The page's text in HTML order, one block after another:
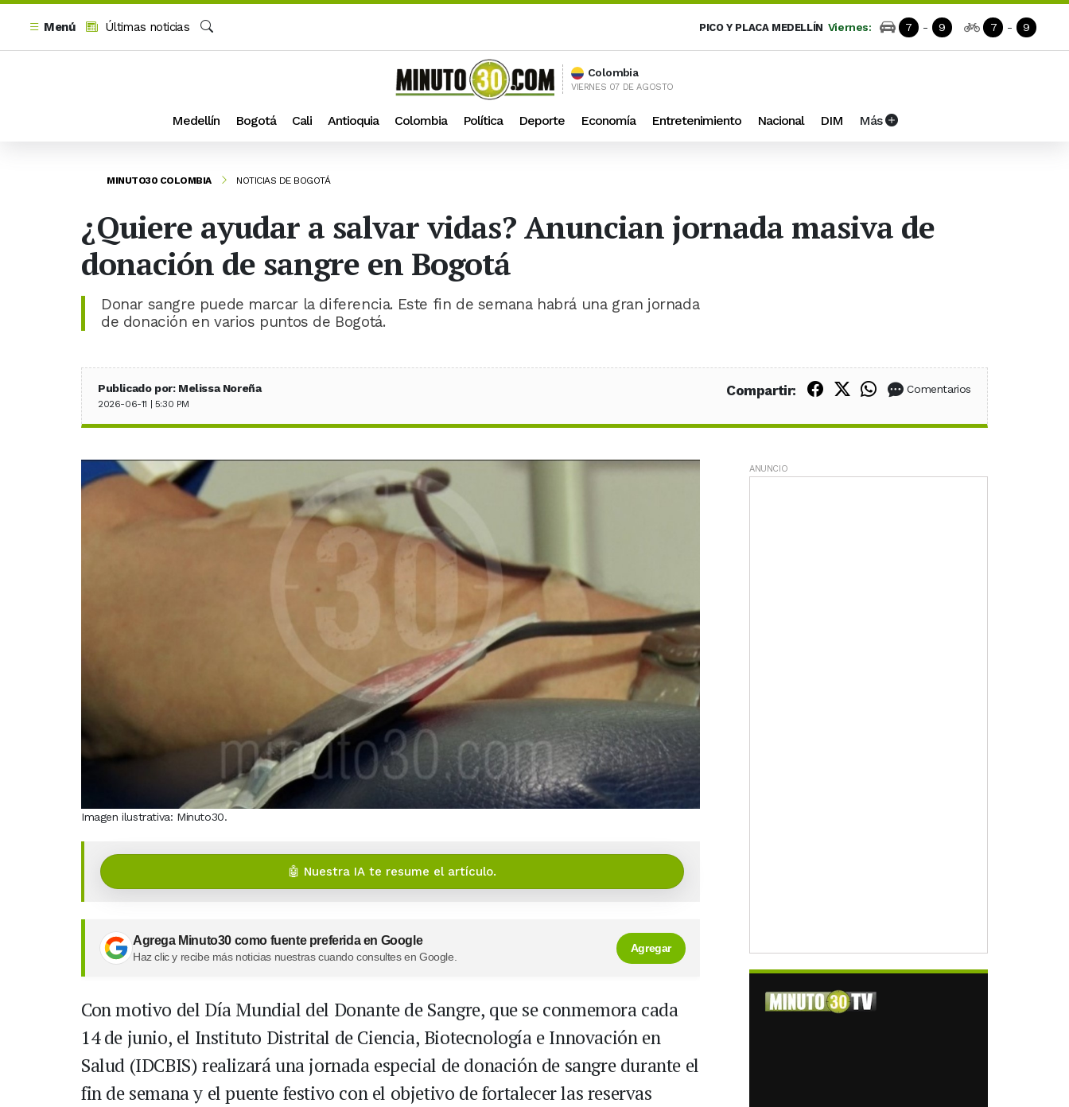
Menú
Últimas noticias
PICO Y PLACA MEDELLÍN Viernes: 7 - 9 7 - 9
Colombia
VIERNES 07 DE AGOSTO
Medellín Bogotá Cali Antioquia Colombia Política Deporte Economía Entretenimiento Nacional DIM Más
MINUTO30 COLOMBIA NOTICIAS DE BOGOTÁ
¿Quiere ayudar a salvar vidas? Anuncian jornada masiva de
donación de sangre en Bogotá
Donar sangre puede marcar la diferencia. Este fin de semana habrá una gran jornada
de donación en varios puntos de Bogotá.
Publicado por: Melissa Noreña
2026-06-11 | 5:30 PM
Compartir: Compartir en Facebook
Compartir en X (Twitter)
Compartir en WhatsApp
Comentarios
Imagen ilustrativa: Minuto30.
🤖 Nuestra IA te resume el artículo.
Agrega Minuto30 como fuente preferida en Google
Haz clic y recibe más noticias nuestras cuando consultes en Google.
Agregar
Con motivo del Día Mundial del Donante de Sangre, que se conmemora cada
14 de junio, el Instituto Distrital de Ciencia, Biotecnología e Innovación en
Salud (IDCBIS) realizará una jornada especial de donación de sangre durante el
fin de semana y el puente festivo con el objetivo de fortalecer las reservas
ANUNCIO